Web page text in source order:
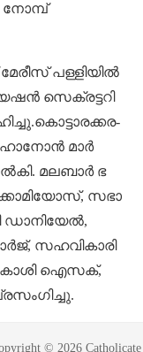
നോമ്പ്
പള്ളിയിൽ
സെക്രട്ടറി
മാർ
മലബാർ ഭ​
സഭാ
ഡാനിയേൽ,
സഹവികാരി
ഐസക്,
© 2026 Catholicate